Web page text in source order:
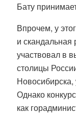
Бату
Впрочем, у
и скандальная
участвовал в
столицы
Однако
как